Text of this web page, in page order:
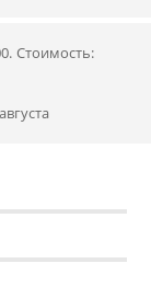
Стоимость: